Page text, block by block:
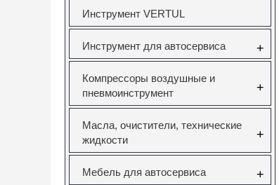
Инструмент VERTUL
Инструмент для автосервиса +
Компрессоры воздушные и
пневмоинструмент
+
Масла, очистители, технические
жидкости
+
Мебель для автосервиса +